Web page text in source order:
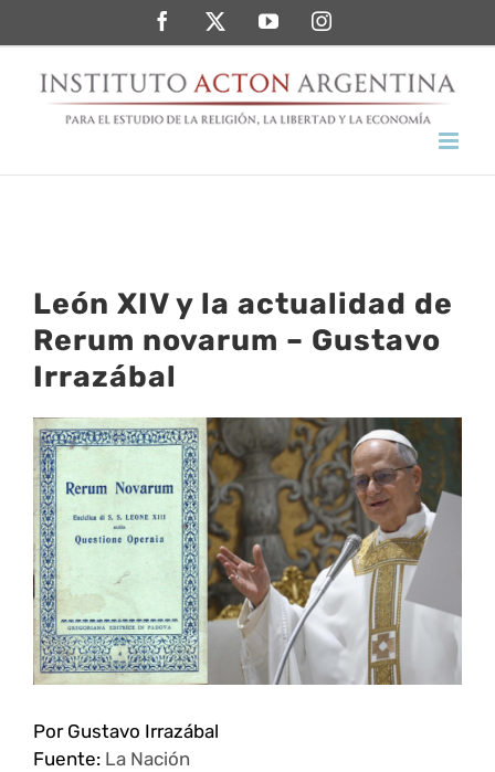
al
contenido
FacebookTwitterYouTubeInstagram
León XIV y la actualidad de
Rerum novarum – Gustavo
Irrazábal
Ver
imagen
más
grande
Por Gustavo Irrazábal
Fuente: La Nación